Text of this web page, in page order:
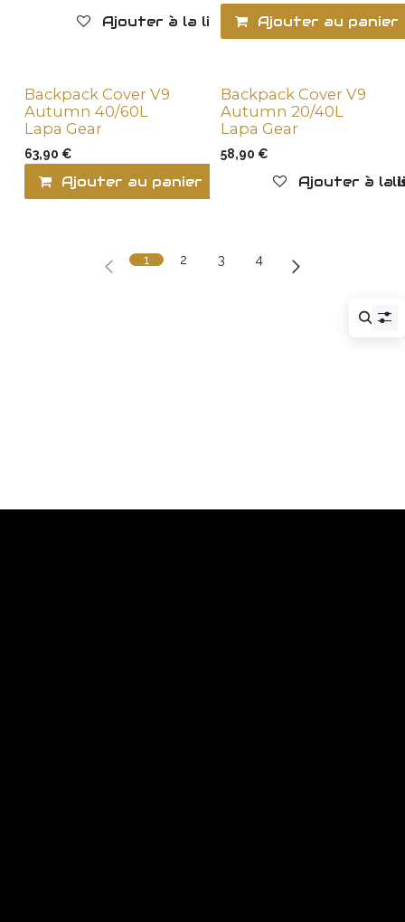
Ajouter à la liste de souhaits
Ajouter au panier
New !
Backpack Cover V9
Autumn 40/60L
Lapa Gear
63,90 €
Ajouter au panier Ajouter à la
New !
Backpack Cover V9
Autumn 20/40L
Lapa Gear
58,90 €
Ajouter à la
1 2 3 4